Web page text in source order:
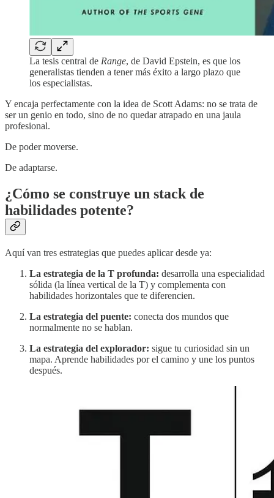
La tesis central de Range, de David Epstein, es que los
generalistas tienden a tener más éxito a largo plazo que
los especialistas.
Y encaja perfectamente con la idea de Scott Adams: no se trata de
ser un genio en todo, sino de no quedar atrapado en una jaula
profesional.
De poder moverse.
De adaptarse.
¿Cómo se construye un stack de
habilidades potente?
Aquí van tres estrategias que puedes aplicar desde ya:
La estrategia de la T profunda: desarrolla una especialidad
sólida (la línea vertical de la T) y complementa con
habilidades horizontales que te diferencien.
La estrategia del puente: conecta dos mundos que
normalmente no se hablan.
La estrategia del explorador: sigue tu curiosidad sin un
mapa. Aprende habilidades por el camino y une los puntos
después.